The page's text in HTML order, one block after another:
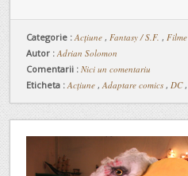
Categorie :Acţiune , Fantasy / S.F. , Filme
Autor : Adrian Solomon
Comentarii : Nici un comentariu
Eticheta : Acțiune ,Adaptare comics , DC,